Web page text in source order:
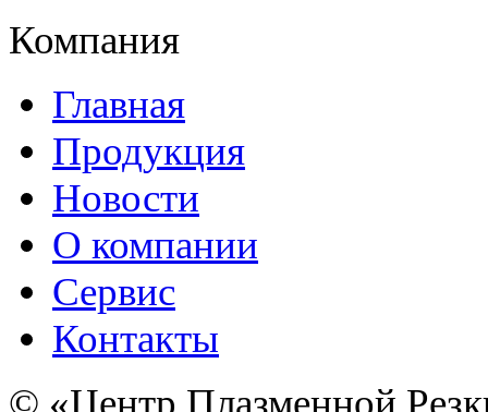
Компания
Главная
Продукция
Новости
О компании
Сервис
Контакты
© «Центр Плазменной